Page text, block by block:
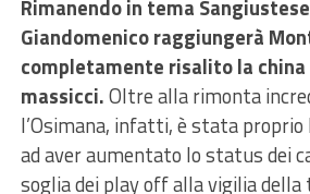
Rimanendo in tema
Giandomenico raggiungerà
completamente risalito la china
massicci.Oltre alla rimonta
l’Osimana, infatti, è stata proprio
ad aver aumentato lo status dei
soglia dei play off alla vigilia